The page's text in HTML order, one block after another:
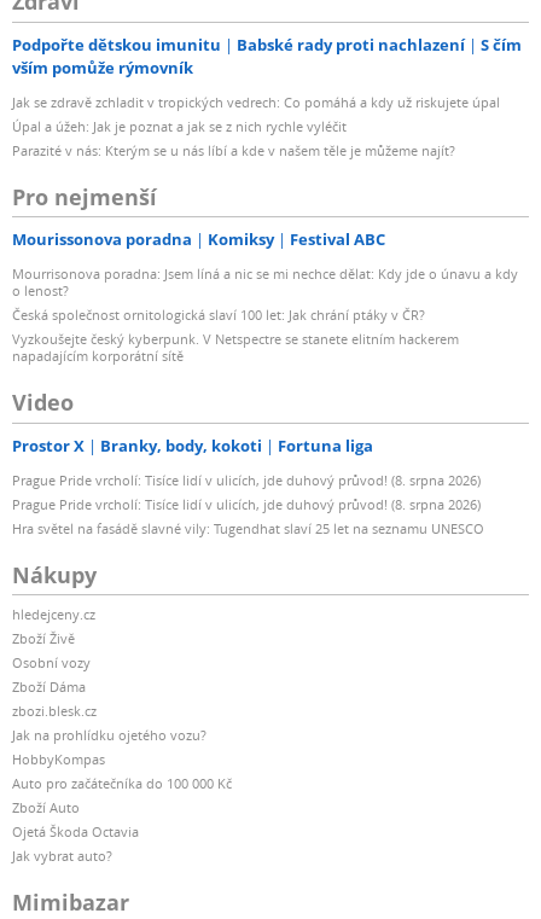
Podpořte dětskou imunitu Babské rady proti nachlazení
S čím
vším pomůže rýmovník
Jak se zdravě zchladit v tropických vedrech: Co pomáhá a kdy už riskujete úpal
Úpal a úžeh: Jak je poznat a jak se z nich rychle vyléčit
Parazité v nás: Kterým se u nás líbí a kde v našem těle je můžeme najít?
Pro nejmenší
Mourissonova poradna Komiksy Festival ABC
Mourrisonova poradna: Jsem líná a nic se mi nechce dělat: Kdy jde o únavu a kdy
o lenost?
Česká společnost ornitologická slaví 100 let: Jak chrání ptáky v ČR?
Vyzkoušejte český kyberpunk. V Netspectre se stanete elitním hackerem
napadajícím korporátní sítě
Video
Prostor X Branky, body, kokoti Fortuna liga
Prague Pride vrcholí: Tisíce lidí v ulicích, jde duhový průvod! (8. srpna 2026)
Prague Pride vrcholí: Tisíce lidí v ulicích, jde duhový průvod! (8. srpna 2026)
Hra světel na fasádě slavné vily: Tugendhat slaví 25 let na seznamu UNESCO
Nákupy
hledejceny.cz
Zboží Živě
Osobní vozy
Zboží Dáma
zbozi.blesk.cz
Jak na prohlídku ojetého vozu?
HobbyKompas
Auto pro začátečníka do 100 000 Kč
Zboží Auto
Ojetá Škoda Octavia
Jak vybrat auto?
Mimibazar